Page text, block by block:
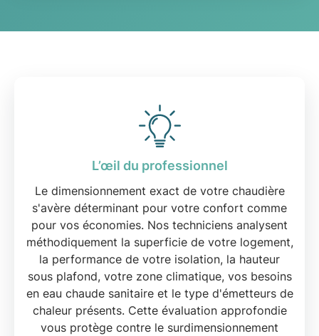
L’œil du professionnel
Le dimensionnement exact de votre chaudière
s'avère déterminant pour votre confort comme
pour vos économies. Nos techniciens analysent
méthodiquement la superficie de votre logement,
la performance de votre isolation, la hauteur
sous plafond, votre zone climatique, vos besoins
en eau chaude sanitaireet le type d'émetteurs de
chaleur présents. Cette évaluation approfondie
vous protège contre le surdimensionnement